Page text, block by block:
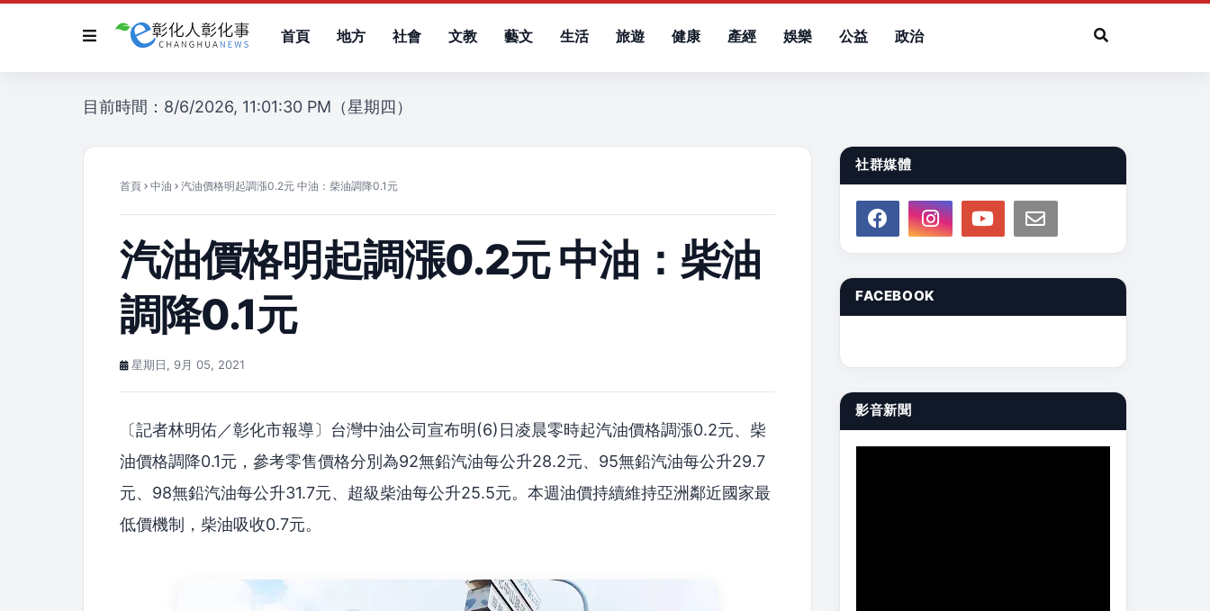
首頁 地方 社會 文教 藝文 生活 旅遊 健康 產經 娛樂 公益 政治
目前時間：8/6/2026, 11:01:30 PM（星期四）
首頁 中油 汽油價格明起調漲0.2元 中油：柴油調降0.1元
汽油價格明起調漲0.2元 中油：柴油
調降0.1元
星期日, 9月 05, 2021
〔記者林明佑／彰化市報導〕台灣中油公司宣布明(6)日凌晨零時起汽油價格調漲0.2元、柴
油價格調降0.1元，參考零售價格分別為92無鉛汽油每公升28.2元、95無鉛汽油每公升29.7
元、98無鉛汽油每公升31.7元、超級柴油每公升25.5元。本週油價持續維持亞洲鄰近國家最
低價機制，柴油吸收0.7元。
社群媒體
FACEBOOK
影音新聞